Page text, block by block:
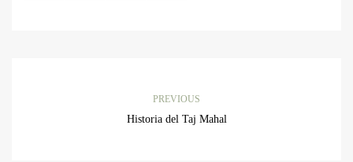
PREVIOUS
Historia del Taj Mahal